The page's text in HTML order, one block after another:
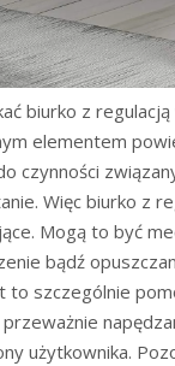
biurko z regulacją
elementem
czynności
Więc biurko z
Mogą to być
bądź
to szczególnie
użytkownika.